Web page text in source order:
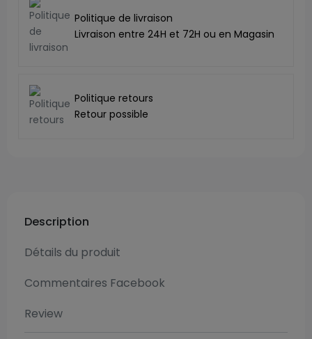
Politique de livraison
Livraison entre 24H et 72H ou en Magasin
Politique retours
Retour possible
Description
Détails du produit
Commentaires Facebook
Review